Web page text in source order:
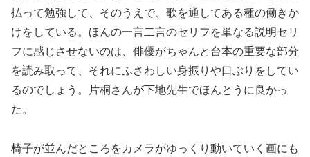
払って勉強して、そのうえで、歌を通してある種の働きか
けをしている。ほんの一言二言のセリフを単なる説明セリ
フに感じさせないのは、俳優がちゃんと台本の重要な部分
を読み取って、それにふさわしい身振りや口ぶりをしてい
るのでしょう。片桐さんが下地先生でほんとうに良かっ
た。
椅子が並んだところをカメラがゆっくり動いていく画にも